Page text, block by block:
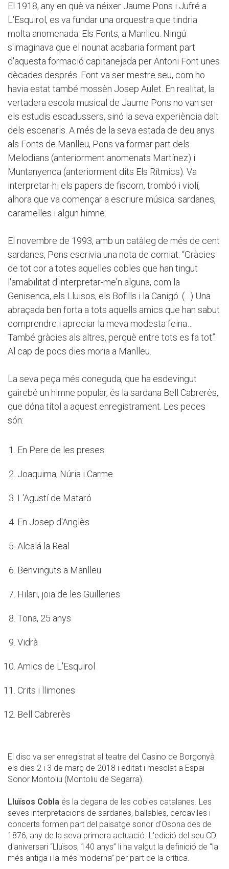
El 1918, any en què va néixer Jaume Pons i Jufré a
L'Esquirol, es va fundar una orquestra que tindria
molta anomenada: Els Fonts, a Manlleu. Ningú
s'imaginava que el nounat acabaria formant part
d'aquesta formació capitanejada per Antoni Font unes
dècades després. Font va ser mestre seu, com ho
havia estat també mossèn Josep Aulet. En realitat, la
vertadera escola musical de Jaume Pons no van ser
els estudis escadussers, sinó la seva experiència dalt
dels escenaris. A més de la seva estada de deu anys
als Fonts de Manlleu, Pons va formar part dels
Melodians (anteriorment anomenats Martínez) i
Muntanyenca (anteriorment dits Els Rítmics). Va
interpretar-hi els papers de fiscorn, trombó i violí,
alhora que va començar a escriure música: sardanes,
caramelles i algun himne.
El novembre de 1993, amb un catàleg de més de cent
sardanes, Pons escrivia una nota de comiat: “Gràcies
de tot cor a totes aquelles cobles que han tingut
l'amabilitat d'interpretar-me'n alguna, com la
Genisenca, els Lluïsos, els Bofills i la Canigó. (…) Una
abraçada ben forta a tots aquells amics que han sabut
comprendre i apreciar la meva modesta feina…
També gràcies als altres, perquè entre tots es fa tot”.
Al cap de pocs dies moria a Manlleu.
La seva peça més coneguda, que ha esdevingut
gairebé un himne popular, és la sardana Bell Cabrerès,
que dóna títol a aquest enregistrament. Les peces
són:
En Pere de les preses
Joaquima, Núria i Carme
L'Agustí de Mataró
En Josep d'Anglès
Alcalá la Real
Benvinguts a Manlleu
Hilari, joia de les Guilleries
Tona, 25 anys
Vidrà
Amics de L'Esquirol
Crits i llimones
Bell Cabrerès
El disc va ser enregistrat al teatre del Casino de Borgonyà
els dies 2 i 3 de març de 2018 i editat i mesclat a Espai
Sonor Montoliu (Montoliu de Segarra).
Lluïsos Cobla és la degana de les cobles catalanes. Les
seves interpretacions de sardanes, ballables, cercaviles i
concerts formen part del paisatge sonor d'Osona des de
1876, any de la seva primera actuació. L'edició del seu CD
d'aniversari “Lluïsos, 140 anys” li ha valgut la definició de “la
més antiga i la més moderna” per part de la crítica.